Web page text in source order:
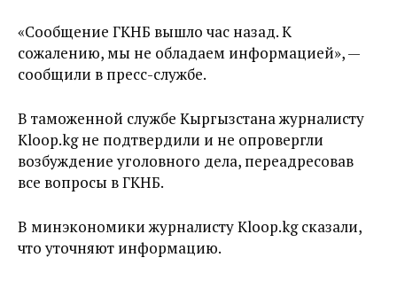
«Сообщение ГКНБ вышло час назад. К
сожалению, мы не обладаем информацией», —
сообщили в пресс-службе.
В таможенной службе Кыргызстана журналисту
Kloop.kg не подтвердили и не опровергли
возбуждение уголовного дела, переадресовав
все вопросы в ГКНБ.
В минэкономики журналисту Kloop.kg сказали,
что уточняют информацию.